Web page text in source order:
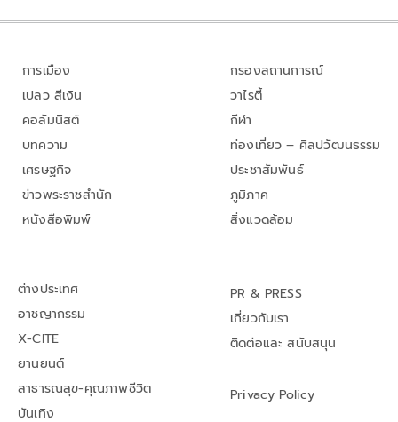
การเมือง
เปลว สีเงิน
คอลัมนิสต์
บทความ
เศรษฐกิจ
ข่าวพระราชสำนัก
หนังสือพิมพ์
กรองสถานการณ์
วาไรตี้
กีฬา
ท่องเที่ยว – ศิลปวัฒนธรรม
ประชาสัมพันธ์
ภูมิภาค
สิ่งแวดล้อม
ต่างประเทศ
อาชญากรรม
X-CITE
ยานยนต์
สาธารณสุข-คุณภาพชีวิต
บันเทิง
PR & PRESS
เกี่ยวกับเรา
ติดต่อและ สนับสนุน
Privacy Policy